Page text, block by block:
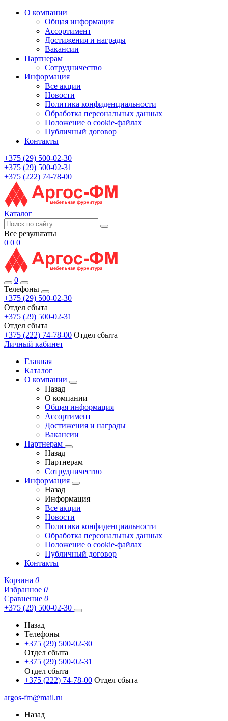
О компании
Общая информация
Ассортимент
Достижения и награды
Вакансии
Партнерам
Сотрудничество
Информация
Все акции
Новости
Политика конфиденциальности
Обработка персональных данных
Положение о cookie-файлах
Публичный договор
Контакты
+375 (29) 500-02-30
+375 (29) 500-02-31
+375 (222) 74-78-00
Каталог
Все результаты
0 0 0
0
Телефоны
+375 (29) 500-02-30
Отдел сбыта
+375 (29) 500-02-31
Отдел сбыта
+375 (222) 74-78-00 Отдел сбыта
Личный кабинет
Главная
Каталог
О компании
Назад
О компании
Общая информация
Ассортимент
Достижения и награды
Вакансии
Партнерам
Назад
Партнерам
Сотрудничество
Информация
Назад
Информация
Все акции
Новости
Политика конфиденциальности
Обработка персональных данных
Положение о cookie-файлах
Публичный договор
Контакты
Корзина 0
Избранное 0
Сравнение 0
+375 (29) 500-02-30
Назад
Телефоны
+375 (29) 500-02-30
Отдел сбыта
+375 (29) 500-02-31
Отдел сбыта
+375 (222) 74-78-00 Отдел сбыта
argos-fm@mail.ru
Назад